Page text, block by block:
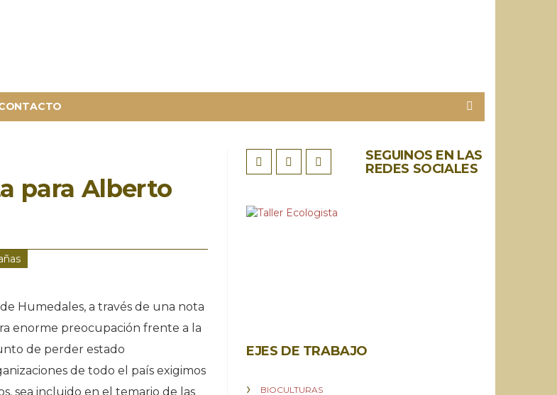
para Alberto
Humedales, a través de una nota
enorme preocupación frente a la
de perder estado
de todo el país exigimos
sea incluido en el temario de las
SEGUINOS EN LAS
REDES SOCIALES
EJES DE TRABAJO
BIOCULTURAS